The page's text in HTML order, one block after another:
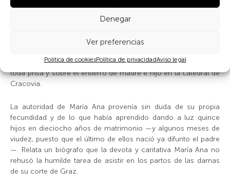
Denegar
Ver preferencias
Política de cookiesPolítica de privacidadAviso legal
sus nietas, a quienes asimismo prestó sus propios nombres.
luz, la archiduquesa pidió informes precisos sobre el triste
difunta madre, sobre el bautismo de urgencia administrado a
toda prisa y sobre el entierro de madre e hijo en la catedral de
Cracovia.
La autoridad de María Ana provenía sin duda de su propia
fecundidad y de lo que había aprendido dando a luz quince
hijos en dieciocho años de matrimonio —y algunos meses de
viudez, puesto que el último de ellos nació ya difunto el padre
—. Relata un biógrafo que la devota y caritativa María Ana no
rehusó la humilde tarea de asistir en los partos de las damas
de su corte de Graz.